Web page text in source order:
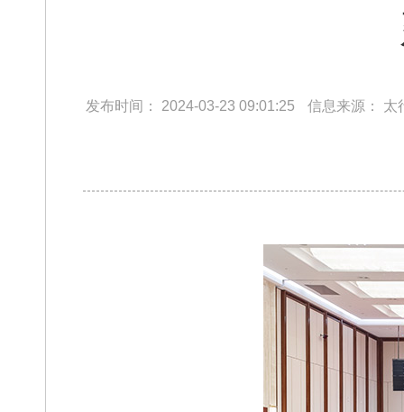
发布时间： 2024-03-23 09:01:25 信息来源： 太